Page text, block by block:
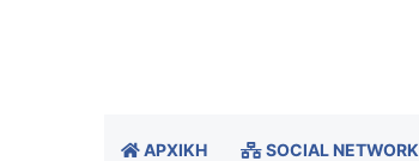
ΑΡΧΙΚΉ SOCIAL NETWORK